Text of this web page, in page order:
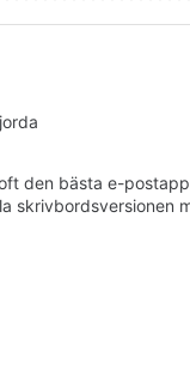
den bästa e-
skrivbordsversionen